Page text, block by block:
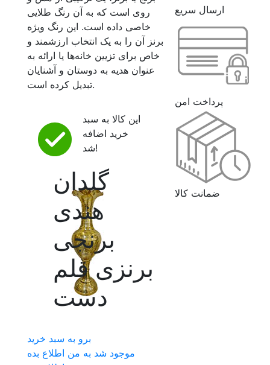
روی است که به آن رنگ طلایی
خاصی داده است. این رنگ ویژه
برنز آن را به یک انتخاب ارزشمند و
خاص برای تزیین خانه‌ها یا ارائه به
عنوان هدیه به دوستان و آشنایان
تبدیل کرده است.
این کالا به سبد
خرید اضافه
شد!
گلدان
هندی
برنجی
برنزی قلم
دست
برو به سبد خرید
موجود شد به من اطلاع بده
ارسال سریع
پرداخت امن
ضمانت کالا